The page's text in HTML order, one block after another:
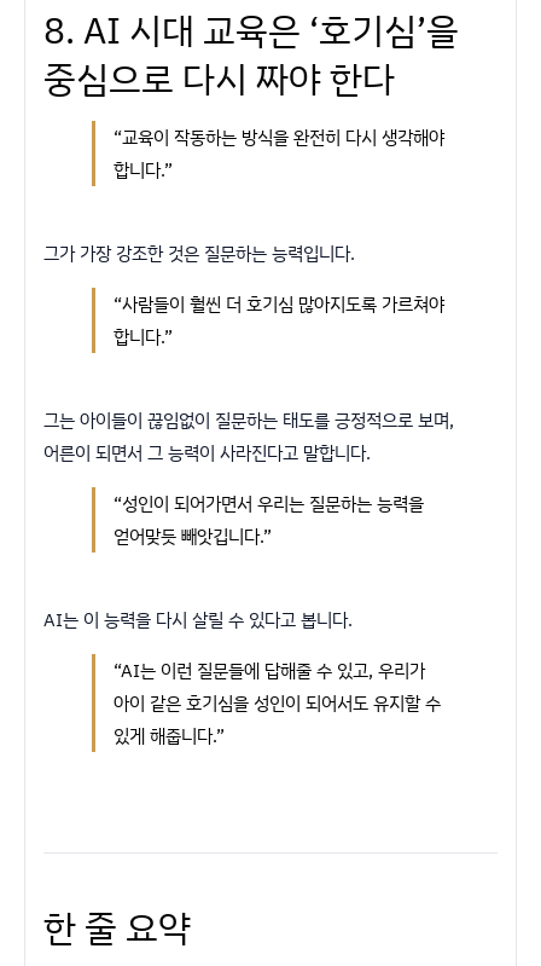
8. AI 시대 교육은 ‘호기심’을
중심으로 다시 짜야 한다
“교육이 작동하는 방식을 완전히 다시 생각해야
합니다.”
그가 가장 강조한 것은 질문하는 능력입니다.
“사람들이 훨씬 더 호기심 많아지도록 가르쳐야
합니다.”
그는 아이들이 끊임없이 질문하는 태도를 긍정적으로 보며,
어른이 되면서 그 능력이 사라진다고 말합니다.
“성인이 되어가면서 우리는 질문하는 능력을
얻어맞듯 빼앗깁니다.”
AI는 이 능력을 다시 살릴 수 있다고 봅니다.
“AI는 이런 질문들에 답해줄 수 있고, 우리가
아이 같은 호기심을 성인이 되어서도 유지할 수
있게 해줍니다.”
한 줄 요약